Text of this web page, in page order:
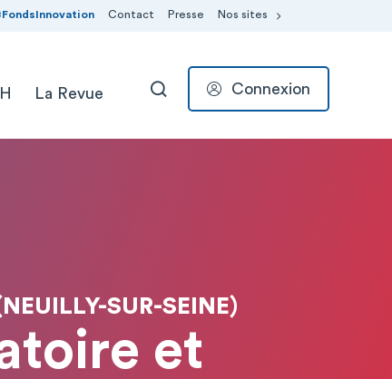
Contact Presse Nos sites
La Revue RECHERCHER
Connexion
SUR-SEINE)
et